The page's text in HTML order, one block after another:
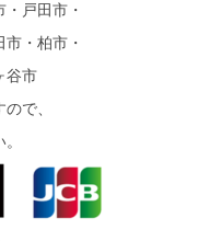
戸田市・
・柏市・
谷市
で、